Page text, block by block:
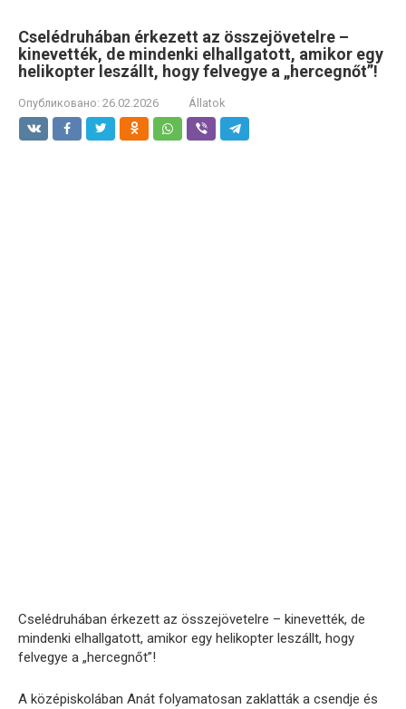
Cselédruhában érkezett az összejövetelre –
kinevették, de mindenki elhallgatott, amikor egy
helikopter leszállt, hogy felvegye a „hercegnőt”!
Опубликовано: 26.02.2026 Állatok
Cselédruhában érkezett az összejövetelre – kinevették, de
mindenki elhallgatott, amikor egy helikopter leszállt, hogy
felvegye a „hercegnőt”!
A középiskolában Anát folyamatosan zaklatták a csendje és